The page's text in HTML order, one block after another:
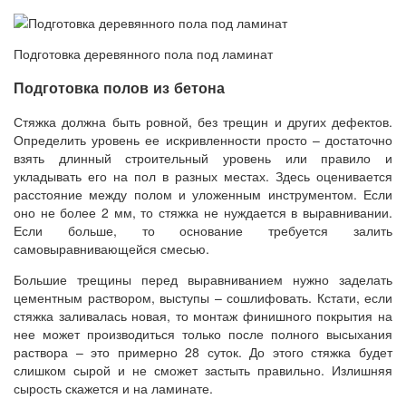
Подготовка деревянного пола под ламинат
Подготовка полов из бетона
Стяжка должна быть ровной, без трещин и других дефектов.
Определить уровень ее искривленности просто – достаточно
взять длинный строительный уровень или правило и
укладывать его на пол в разных местах. Здесь оценивается
расстояние между полом и уложенным инструментом. Если
оно не более 2 мм, то стяжка не нуждается в выравнивании.
Если больше, то основание требуется залить
самовыравнивающейся смесью.
Большие трещины перед выравниванием нужно заделать
цементным раствором, выступы – сошлифовать. Кстати, если
стяжка заливалась новая, то монтаж финишного покрытия на
нее может производиться только после полного высыхания
раствора – это примерно 28 суток. До этого стяжка будет
слишком сырой и не сможет застыть правильно. Излишняя
сырость скажется и на ламинате.